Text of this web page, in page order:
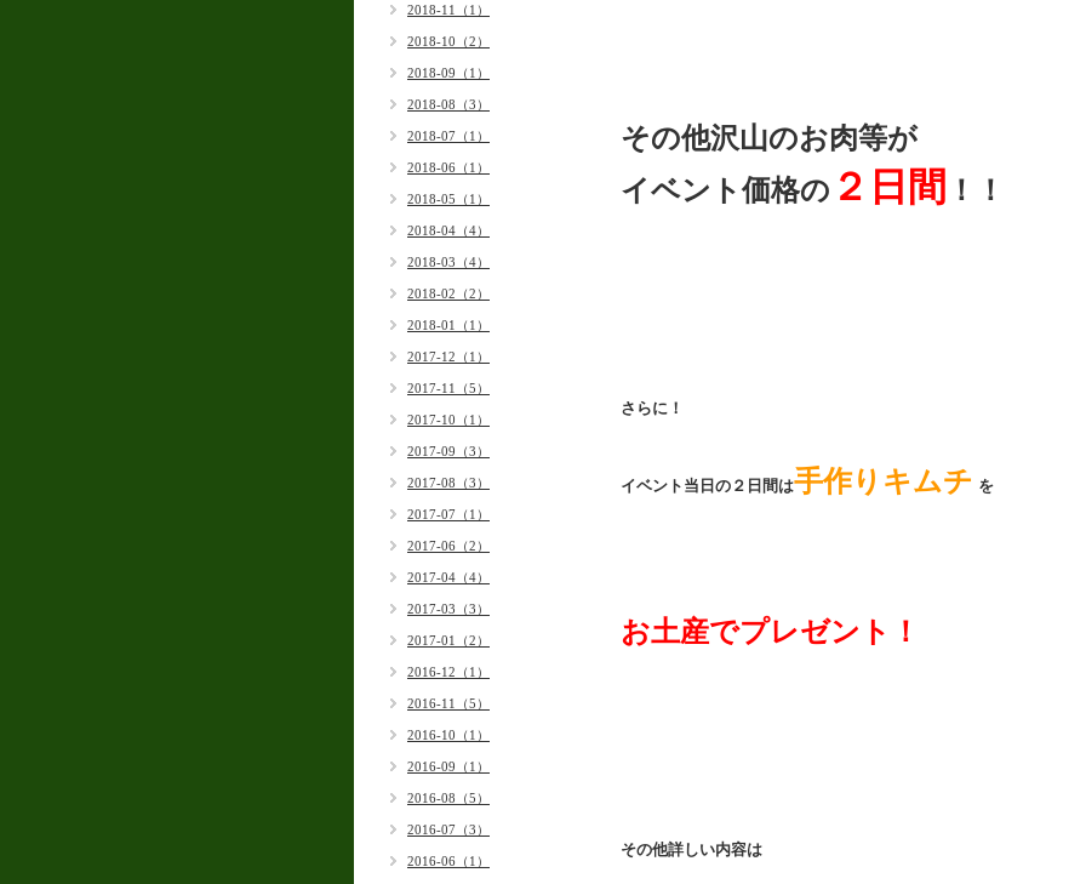
その他沢山のお肉等が
イベント価格の ２日間 ！！
さらに！
イベント当日の２日間は手作りキムチ を
お土産でプレゼント！
その他詳しい内容は
2018-11（1）
2018-10（2）
2018-09（1）
2018-08（3）
2018-07（1）
2018-06（1）
2018-05（1）
2018-04（4）
2018-03（4）
2018-02（2）
2018-01（1）
2017-12（1）
2017-11（5）
2017-10（1）
2017-09（3）
2017-08（3）
2017-07（1）
2017-06（2）
2017-04（4）
2017-03（3）
2017-01（2）
2016-12（1）
2016-11（5）
2016-10（1）
2016-09（1）
2016-08（5）
2016-07（3）
2016-06（1）